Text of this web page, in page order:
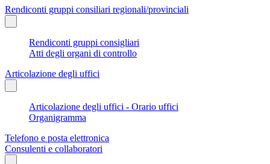
Rendiconti gruppi consiliari regionali/provinciali
Rendiconti gruppi consigliari
Atti degli organi di controllo
Articolazione degli uffici
Articolazione degli uffici - Orario uffici
Organigramma
Telefono e posta elettronica
Consulenti e collaboratori